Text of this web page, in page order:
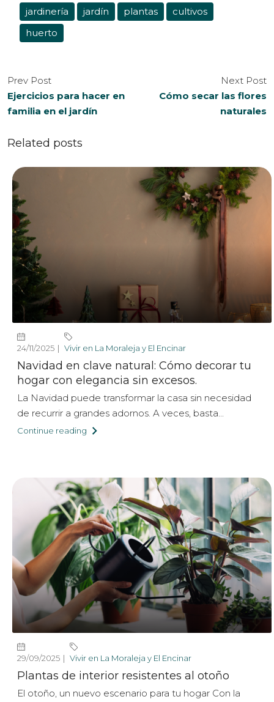
jardinería jardín plantas
cultivos
huerto
Prev Post
Ejercicios para hacer en
familia en el jardín
Next Post
Cómo secar las flores
naturales
Related posts
24/11/2025 Vivir en La Moraleja y El Encinar
Navidad en clave natural: Cómo decorar tu
hogar con elegancia sin excesos.
La Navidad puede transformar la casa sin necesidad
de recurrir a grandes adornos. A veces, basta...
Continue reading
29/09/2025 Vivir en La Moraleja y El Encinar
Plantas de interior resistentes al otoño
El otoño, un nuevo escenario para tu hogar Con la